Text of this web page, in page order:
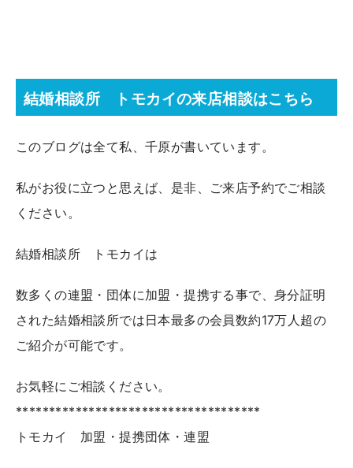
結婚相談所 トモカイの来店相談はこちら
このブログは全て私、千原が書いています。
私がお役に立つと思えば、是非、ご来店予約でご相談
ください。
結婚相談所 トモカイは
数多くの連盟・団体に加盟・提携する事で、身分証明
された結婚相談所では日本最多の会員数約17万人超の
ご紹介が可能です。
お気軽にご相談ください。
*************************************
トモカイ 加盟・提携団体・連盟